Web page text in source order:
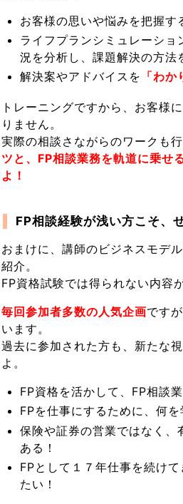
お客様の思いや悩みを把握す
ライフプランシミュレーショ
況を分析し、課題解決の方法
解決案やアドバイスを 「わ
トレーニングですから、お客様
りません。
実際の相談さながらのワークも
ツと、FP相談業務を軌道に乗せ
よ！
FP相談経験が浅い方こそ、
おまけに、講師のビジネスモデ
紹介。
FP資格試験では得られない内容
毎回参加者多数の人気企画です
います。
過去に参加された方も、新たな
よ。
FP資格を活かして、FP相談
FPを仕事にするために、何を
保険や証券の営業ではなく、
ある！
FPとして１７年仕事を続け
たい！